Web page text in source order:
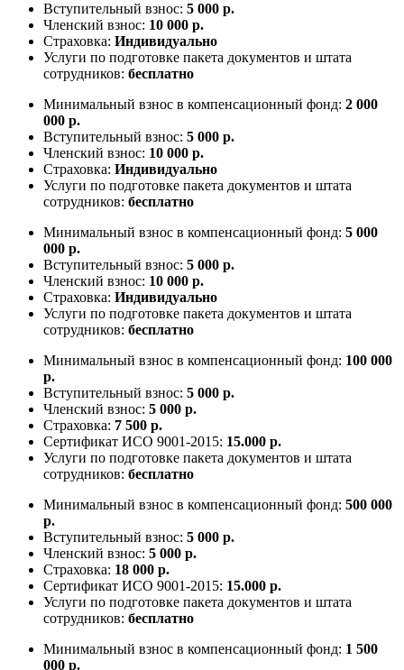
Вступительный взнос: 5 000 р.
Членский взнос: 10 000 р.
Страховка: Индивидуально
Услуги по подготовке пакета документов и штата
сотрудников: бесплатно
Минимальный взнос в компенсационный фонд: 2 000
000 р.
Вступительный взнос: 5 000 р.
Членский взнос: 10 000 р.
Страховка: Индивидуально
Услуги по подготовке пакета документов и штата
сотрудников: бесплатно
Минимальный взнос в компенсационный фонд: 5 000
000 р.
Вступительный взнос: 5 000 р.
Членский взнос: 10 000 р.
Страховка: Индивидуально
Услуги по подготовке пакета документов и штата
сотрудников: бесплатно
Минимальный взнос в компенсационный фонд: 100 000
р.
Вступительный взнос: 5 000 р.
Членский взнос: 5 000 р.
Страховка: 7 500 р.
Сертификат ИСО 9001-2015: 15.000 р.
Услуги по подготовке пакета документов и штата
сотрудников: бесплатно
Минимальный взнос в компенсационный фонд: 500 000
р.
Вступительный взнос: 5 000 р.
Членский взнос: 5 000 р.
Страховка: 18 000 р.
Сертификат ИСО 9001-2015: 15.000 р.
Услуги по подготовке пакета документов и штата
сотрудников: бесплатно
Минимальный взнос в компенсационный фонд: 1 500
000 р.